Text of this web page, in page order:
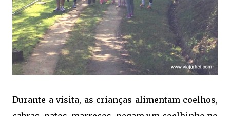
Durante a visita, as crianças alimentam coelhos,